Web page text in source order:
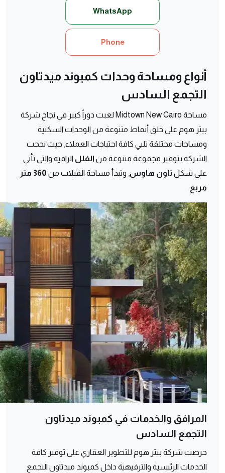
WhatsApp
Phone
أنواع ومساحة وحدات كمبوند ميدتاون
التجمع السادس
مساحة Midtown New Cairo لعبت دوراً كبير في نجاح شركة
بيتر هوم على خلق أنماط متنوعة من الوحدات السكنية
ومساحات مختلفة تلبي كافة احتياجات العملاء, حيث نجحت
الشركة بتوفير مجموعة متنوعة من الفلل الراقية والتي تأتي
على شكل تاون هاوس, وتبدأ مساحة الفيلات من
360 متر
مربع.
المرافق والخدمات في كمبوند ميدتاون
التجمع السادس
حرصت شركة بيتر هوم للتطوير العقاري على توفير كافة
الخدمات الرئيسية والترفيهية داخل كمبوند ميدتاون التجمع